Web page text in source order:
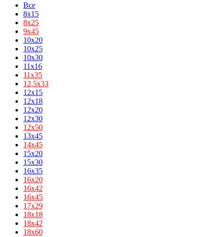
Все
8x15
8х25
9х45
10x20
10x25
10x30
11x16
11х35
12,5х33
12x15
12x18
12x20
12x30
12х50
13x45
14х45
15x20
15x30
16x35
16х20
16х42
16х45
17х29
18х18
18х42
18х60